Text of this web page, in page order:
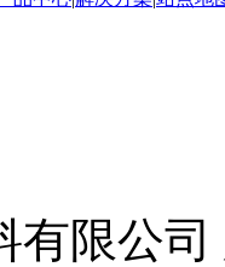
有限公司